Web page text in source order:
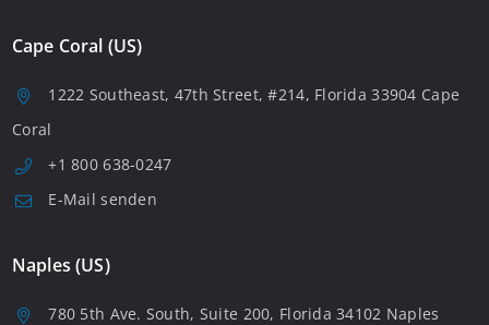
Cape Coral (US)
1222 Southeast, 47th Street, #214, Florida 33904 Cape
Coral
+1 800 638-0247
E-Mail senden
Naples (US)
780 5th Ave. South, Suite 200, Florida 34102 Naples